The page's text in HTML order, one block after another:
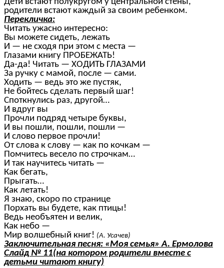
родители встают каждый за своим ребенком.
Перекличка:
Читать ужасно интересно:
Вы можете сидеть, лежать
И — не сходя при этом с места —
Глазами книгу ПРОБЕЖАТЬ!
Да-да! Читать — ХОДИТЬ ГЛАЗАМИ
За ручку с мамой, после — сами.
Ходить — ведь это же пустяк,
Не бойтесь сделать первый шаг!
Споткнулись раз, другой…
И вдруг вы
Прочли подряд четыре буквы,
И вы пошли, пошли, пошли —
И слово первое прочли!
От слова к слову — как по кочкам —
Помчитесь весело по строчкам…
И так научитесь читать —
Как бегать,
Прыгать…
Как летать!
Я знаю, скоро по странице
Порхать вы будете, как птицы!
Ведь необъятен и велик,
Как небо —
Мир волшебный книг! (А. Усачев)
Заключительная песня: «Моя семья» А. Ермолова
Слайд № 11(на котором родители вместе с
детьми читают книгу)